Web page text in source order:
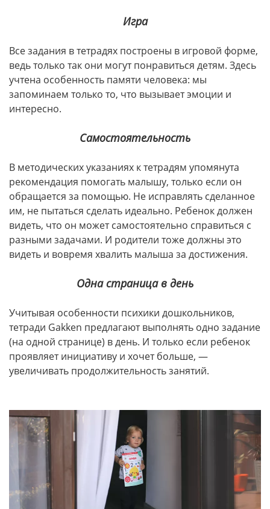
Игра
Все задания в тетрадях построены в игровой форме,
ведь только так они могут понравиться детям. Здесь
учтена особенность памяти человека: мы
запоминаем только то, что вызывает эмоции и
интересно.
Самостоятельность
В методических указаниях к тетрадям упомянута
рекомендация помогать малышу, только если он
обращается за помощью. Не исправлять сделанное
им, не пытаться сделать идеально. Ребенок должен
видеть, что он может самостоятельно справиться с
разными задачами. И родители тоже должны это
видеть и вовремя хвалить малыша за достижения.
Одна страница в день
Учитывая особенности психики дошкольников,
тетради Gakken предлагают выполнять одно задание
(на одной странице) в день. И только если ребенок
проявляет инициативу и хочет больше, —
увеличивать продолжительность занятий.